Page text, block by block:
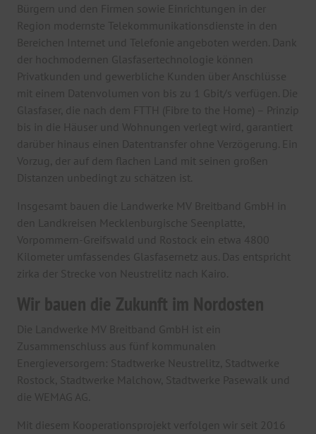
Bürgern und den Firmen sowie Einrichtungen in der
Region modernste Telekommunikationsdienste in den
Bereichen Internet und Telefonie angeboten werden. Dank
der hochmodernen Glasfasertechnologie können
Privatkunden und gewerbliche Kunden über Anschlüsse
mit einem Datenvolumen von bis zu 1 Gbit/s verfügen. Die
Glasfaser, die nach dem FTTH (Fibre to the Home) – Prinzip
bis in die Häuser und Wohnungen verlegt wird, garantiert
darüber hinaus einen Datentransfer ohne Verzögerung. Ein
Vorzug, der auf dem flachen Land mit seinen großen
Distanzen unbedingt zu schätzen ist.
Insgesamt bauen die Landwerke MV Breitband GmbH in
den Landkreisen Mecklenburgische Seenplatte,
Vorpommern-Greifswald und Rostock ein etwa 4800
Kilometer umfassendes Glasfasernetz aus. Das entspricht
zirka der Strecke von Neustrelitz nach Kairo.
Wir bauen die Zukunft im Nordosten
Die Landwerke MV Breitband GmbH ist ein
Zusammenschluss aus fünf kommunalen
Energieversorgern: Stadtwerke Neustrelitz, Stadtwerke
Rostock, Stadtwerke Malchow, Stadtwerke Pasewalk und
die WEMAG AG.
Mit diesem Kooperationsprojekt verfolgen wir seit 2016